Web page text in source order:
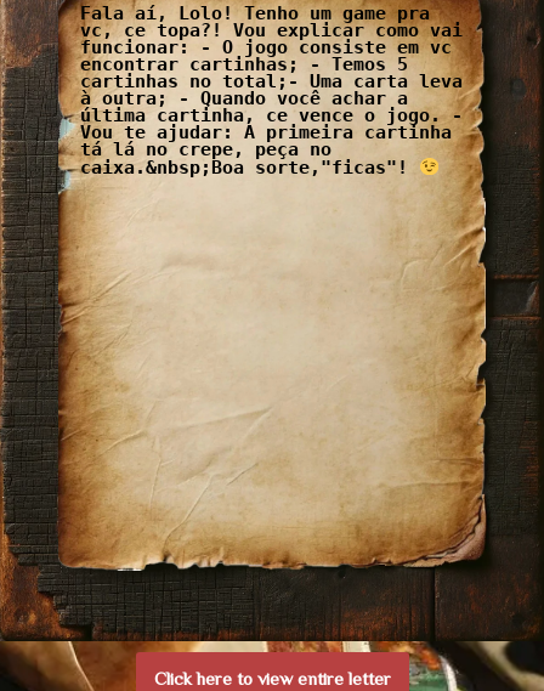
Fala aí, Lolo! Tenho um game pra
vc, ce topa?! Vou explicar como vai
funcionar: - O jogo consiste em vc
encontrar cartinhas; - Temos 5
cartinhas no total;- Uma carta leva
à outra; - Quando você achar a
última cartinha, ce vence o jogo. -
Vou te ajudar: A primeira cartinha
tá lá no crepe, peça no
caixa.&nbsp;Boa sorte,"ficas"!
Click here to view entire letter